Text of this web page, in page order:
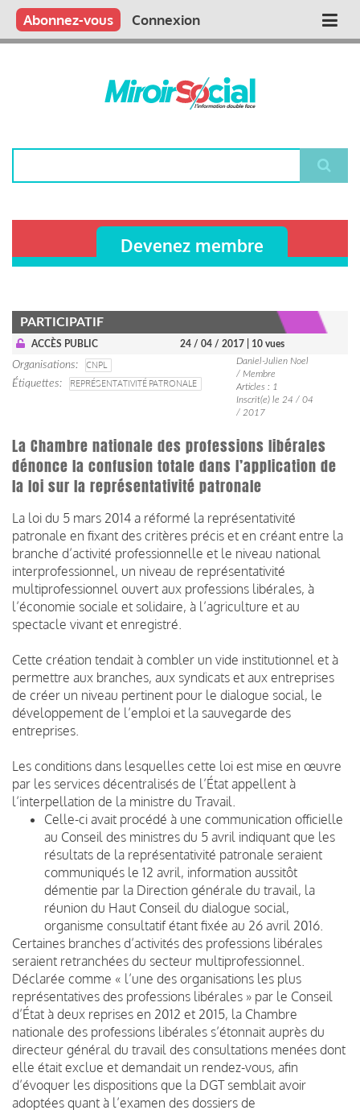
Aller
contenu
Main
Qui sommes nous ?
Vous publiez
Nous publions
Contactez-nous
Abonnez-vous Connexion
Devenez membre
PARTICIPATIF
ACCÈS PUBLIC 24 / 04 / 2017 | 10 vues
Organisations
CNPL
Étiquettes
REPRÉSENTATIVITÉ PATRONALE
Daniel-Julien Noel
/ Membre
Articles : 1
Inscrit(e) le 24 / 04
/ 2017
La Chambre nationale des professions libérales
dénonce la confusion totale dans l’application de
la loi sur la représentativité patronale
La loi du 5 mars 2014 a réformé la représentativité
patronale en fixant des critères précis et en créant entre la
branche d’activité professionnelle et le niveau national
interprofessionnel, un niveau de représentativité
multiprofessionnel ouvert aux professions libérales, à
l’économie sociale et solidaire, à l’agriculture et au
spectacle vivant et enregistré.
Cette création tendait à combler un vide institutionnel et à
permettre aux branches, aux syndicats et aux entreprises
de créer un niveau pertinent pour le dialogue social, le
développement de l’emploi et la sauvegarde des
entreprises.
Les conditions dans lesquelles cette loi est mise en œuvre
par les services décentralisés de l’État appellent à
l’interpellation de la ministre du Travail.
Celle-ci avait procédé à une communication officielle
au Conseil des ministres du 5 avril indiquant que les
résultats de la représentativité patronale seraient
communiqués le 12 avril, information aussitôt
démentie par la Direction générale du travail, la
réunion du Haut Conseil du dialogue social,
organisme consultatif étant fixée au 26 avril 2016.
Certaines branches d’activités des professions libérales
seraient retranchées du secteur multiprofessionnel.
Déclarée comme « l’une des organisations les plus
représentatives des professions libérales » par le Conseil
d’État à deux reprises en 2012 et 2015, la Chambre
nationale des professions libérales s’étonnait auprès du
directeur général du travail des consultations menées dont
elle était exclue et demandait un rendez-vous, afin
d’évoquer les dispositions que la DGT semblait avoir
adoptées quant à l’examen des dossiers de